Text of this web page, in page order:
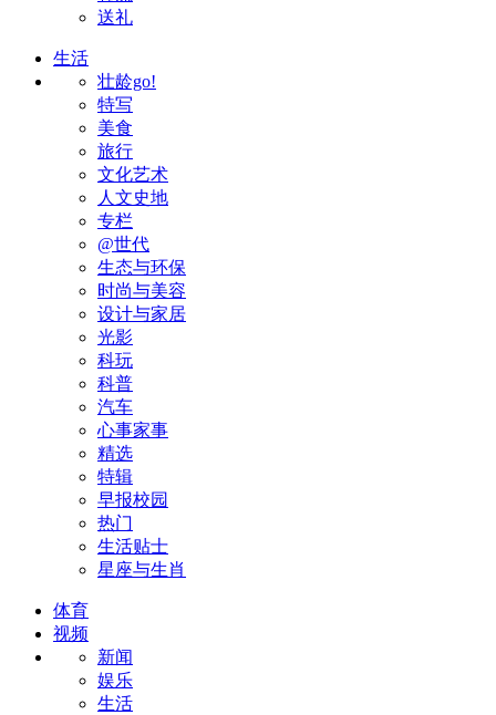
送礼
生活
壮龄go!
特写
美食
旅行
文化艺术
人文史地
专栏
@世代
生态与环保
时尚与美容
设计与家居
光影
科玩
科普
汽车
心事家事
精选
特辑
早报校园
热门
生活贴士
星座与生肖
体育
视频
新闻
娱乐
生活